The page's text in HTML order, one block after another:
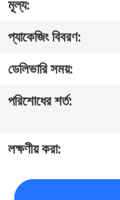
গুণমান
নিয়ন্ত্রণ
আমাদের
যোগাযোগ
মূল্য:
প্যাকেজিং বিবরণ:
ডেলিভারি সময়:
পরিশোধের শর্ত:
লক্ষণীয় করা: